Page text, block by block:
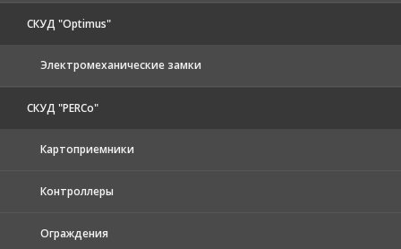
СКУД "Optimus"
Электромеханические замки
СКУД "PERCo"
Картоприемники
Контроллеры
Ограждения